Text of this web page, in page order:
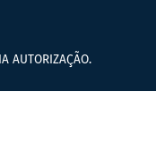
AUTORIZAÇÃO.